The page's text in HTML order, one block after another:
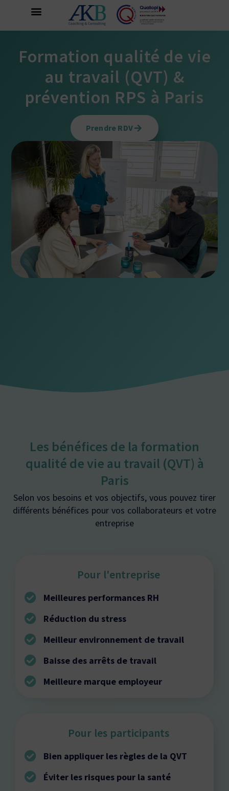
Formation qualité de vie
au travail (QVT) &
prévention RPS à Paris
Prendre RDV
Les bénéfices de la formation
qualité de vie au travail (QVT) à
Paris
Selon vos besoins et vos objectifs, vous pouvez tirer
différents bénéfices pour vos collaborateurs et votre
entreprise
Pour l'entreprise
Meilleures performances RH
Réduction du stress
Meilleur environnement de travail
Baisse des arrêts de travail
Meilleure marque employeur
Pour les participants
Bien appliquer les règles de la QVT
Éviter les risques pour la santé